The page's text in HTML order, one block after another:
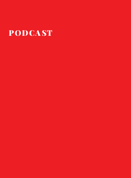
PODCAST